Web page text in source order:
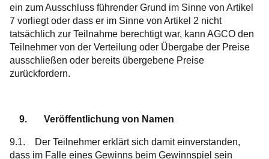
ein zum Ausschluss führender Grund im Sinne von Artikel
7 vorliegt oder dass er im Sinne von Artikel 2 nicht
tatsächlich zur Teilnahme berechtigt war, kann AGCO den
Teilnehmer von der Verteilung oder Übergabe der Preise
ausschließen oder bereits übergebene Preise
zurückfordern.
9. Veröffentlichung von Namen
9.1. Der Teilnehmer erklärt sich damit einverstanden,
dass im Falle eines Gewinns beim Gewinnspiel sein